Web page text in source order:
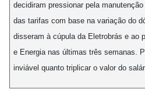
decidiram pressionar pela
das tarifas com base na variação do
disseram à cúpula da Eletrobrás e ao
e Energia nas últimas três semanas.
inviável quanto triplicar o valor do